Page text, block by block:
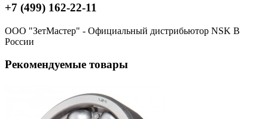
+7 (499) 162-22-11
ООО "ЗетМастер" - Официальный дистрибьютор NSK В
России
Рекомендуемые товары